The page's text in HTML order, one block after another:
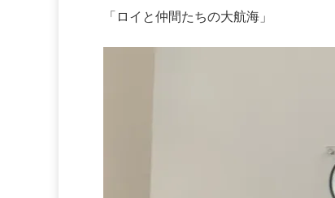
「ロイと仲間たちの大航海」